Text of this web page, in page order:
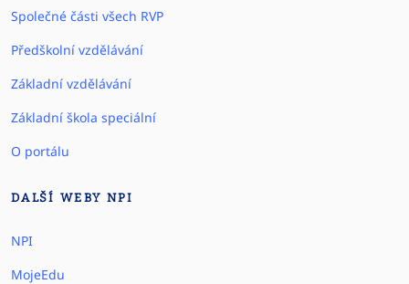
Společné části všech RVP
Předškolní vzdělávání
Základní vzdělávání
Základní škola speciální
O portálu
DALŠÍ WEBY NPI
NPI
MojeEdu